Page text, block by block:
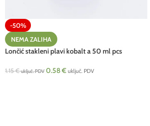
-50%
NEMA ZALIHA
Lončić stakleni plavi kobalt a 50 ml pcs
1.15€ uključ. PDV 0.58€ uključ. PDV